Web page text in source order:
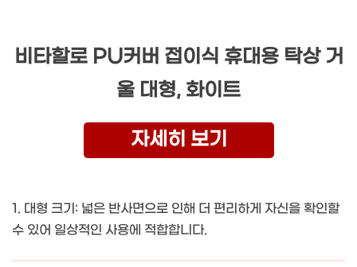
비타할로 PU커버 접이식 휴대용 탁상 거
울 대형, 화이트
자세히 보기
1. 대형 크기: 넓은 반사면으로 인해 더 편리하게 자신을 확인할
수 있어 일상적인 사용에 적합합니다.